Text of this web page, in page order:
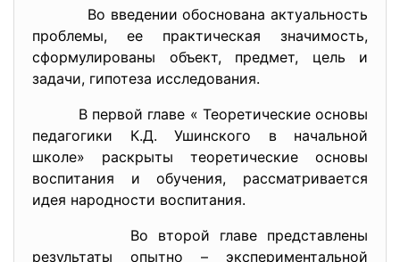
Во введении обоснована актуальность
проблемы, ее практическая значимость,
сформулированы объект, предмет, цель и
задачи, гипотеза исследования.
В первой главе « Теоретические основы
педагогики К.Д. Ушинского в начальной
школе» раскрыты теоретические основы
воспитания и обучения, рассматривается
идея народности воспитания.
Во второй главе представлены
результаты опытно – экспериментальной